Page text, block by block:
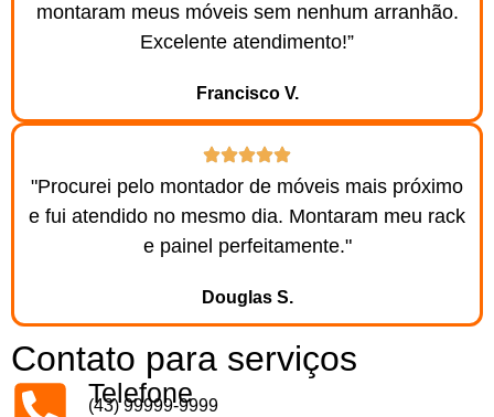
montaram meus móveis sem nenhum arranhão.
Excelente atendimento!”
Francisco V.
"Procurei pelo montador de móveis mais próximo
e fui atendido no mesmo dia. Montaram meu rack
e painel perfeitamente."
Douglas S.
Contato para serviços
Telefone
(43) 99999-9999